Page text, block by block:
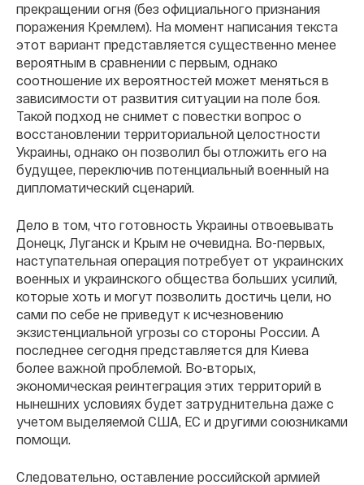
прекращении огня (без официального признания
поражения Кремлем). На момент написания текста
этот вариант представляется существенно менее
вероятным в сравнении с первым, однако
соотношение их вероятностей может меняться в
зависимости от развития ситуации на поле боя.
Такой подход не снимет с повестки вопрос о
восстановлении территориальной целостности
Украины, однако он позволил бы отложить его на
будущее, переключив потенциальный военный на
дипломатический сценарий.
Дело в том, что готовность Украины отвоевывать
Донецк, Луганск и Крым не очевидна. Во-первых,
наступательная операция потребует от украинских
военных и украинского общества больших усилий,
которые хоть и могут позволить достичь цели, но
сами по себе не приведут к исчезновению
экзистенциальной угрозы со стороны России. А
последнее сегодня представляется для Киева
более важной проблемой. Во-вторых,
экономическая реинтеграция этих территорий в
нынешних условиях будет затруднительна даже с
учетом выделяемой США, ЕС и другими союзниками
помощи.
Следовательно, оставление российской армией